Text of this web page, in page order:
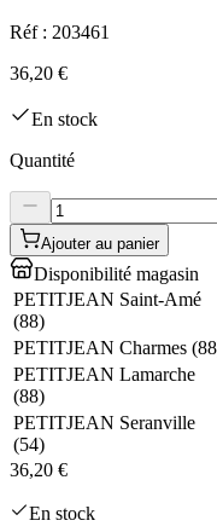
Réf : 203461
36,20 €
En stock
Quantité
Ajouter au panier
Disponibilité magasin
PETITJEAN Saint-Amé
(88)
PETITJEAN Charmes (88
PETITJEAN Lamarche
(88)
PETITJEAN Seranville
(54)
36,20 €
En stock